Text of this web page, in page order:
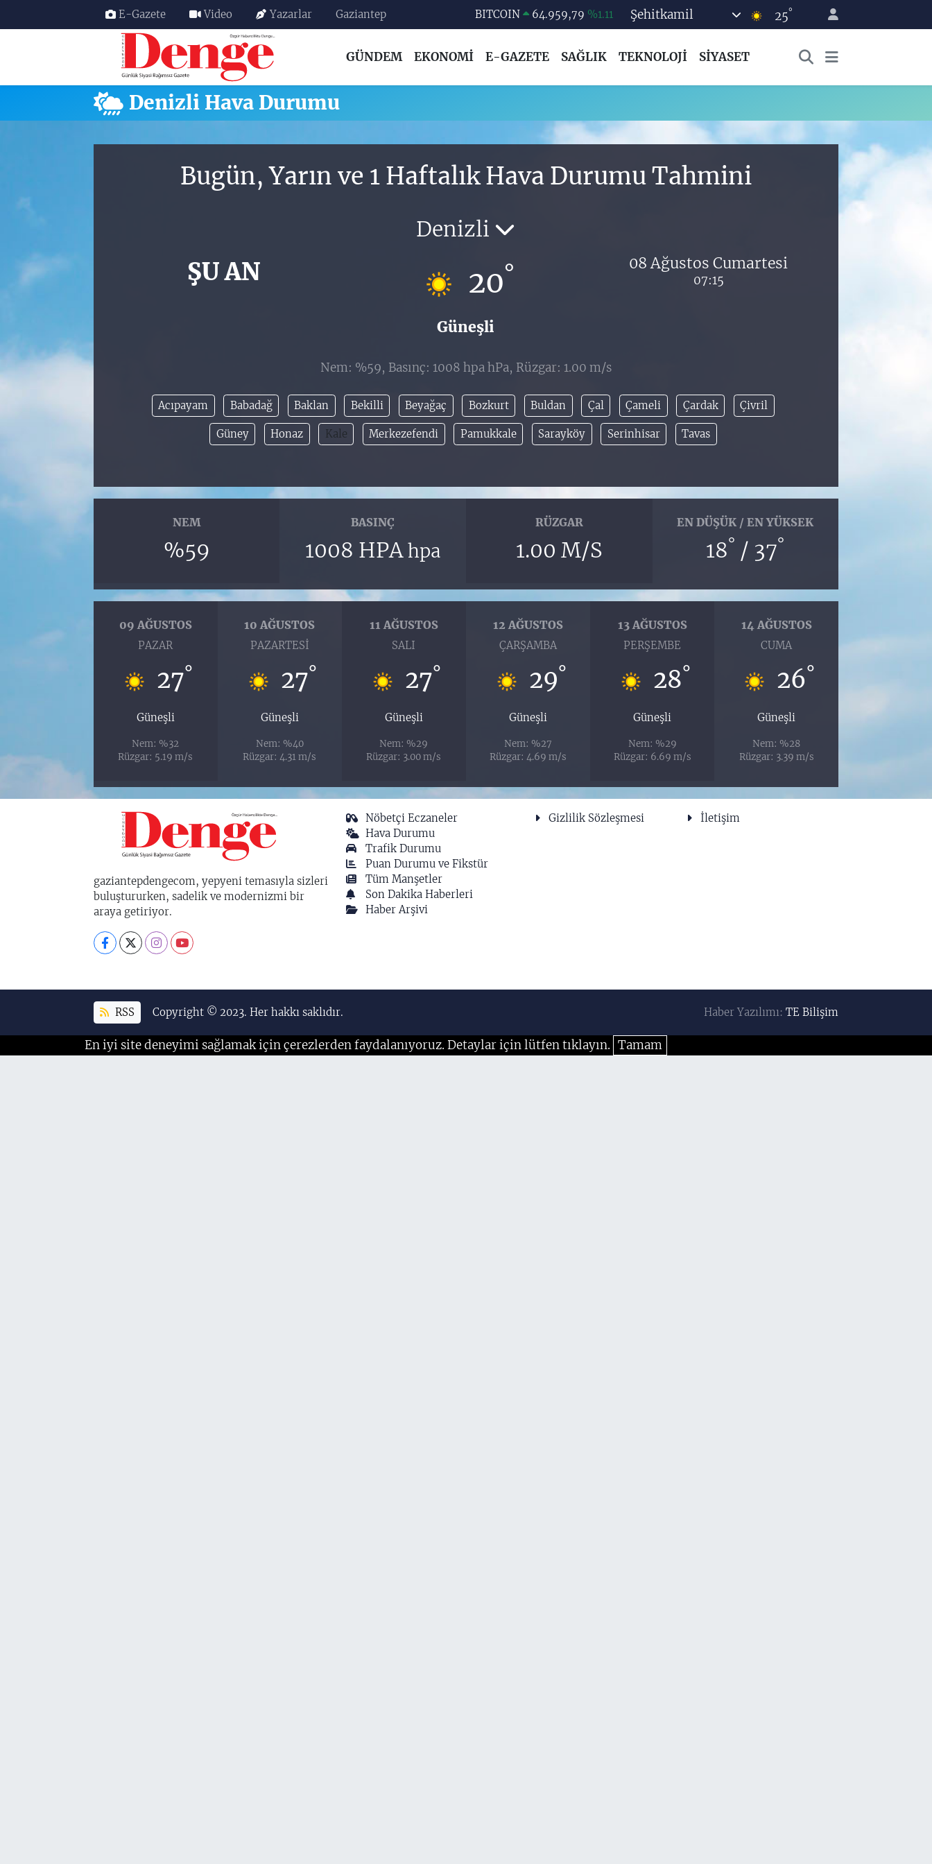
E-Gazete Video Yazarlar Gaziantep BITCOIN 64.959,79 %1.11
EURO
55,2510 %0.32
STERLİN
64,4811 %0.38
BİST100
%-14
Şehitkamil 25°
GÜNDEM EKONOMİ E-GAZETE SAĞLIK TEKNOLOJİ SİYASET
Denizli Hava Durumu
Bugün, Yarın ve 1 Haftalık Hava Durumu Tahmini
ŞU AN
Denizli
20°
Güneşli
08 Ağustos Cumartesi
07:15
Nem: %59, Basınç: 1008 hpa hPa, Rüzgar: 1.00 m/s
Acıpayam Babadağ Baklan Bekilli Beyağaç Bozkurt Buldan Çal Çameli Çardak Çivril
Güney Honaz Kale Merkezefendi Pamukkale Sarayköy Serinhisar Tavas
NEM
%59
BASINÇ
1008 HPAhpa
RÜZGAR
1.00 M/S
EN DÜŞÜK / EN YÜKSEK
18° / 37°
09 AĞUSTOS
PAZAR
27°
Güneşli
Nem: %32
Rüzgar: 5.19 m/s
10 AĞUSTOS
PAZARTESI
27°
Güneşli
Nem: %40
Rüzgar: 4.31 m/s
11 AĞUSTOS
SALI
27°
Güneşli
Nem: %29
Rüzgar: 3.00 m/s
12 AĞUSTOS
ÇARŞAMBA
29°
Güneşli
Nem: %27
Rüzgar: 4.69 m/s
13 AĞUSTOS
PERŞEMBE
28°
Güneşli
Nem: %29
Rüzgar: 6.69 m/s
14 AĞUSTOS
CUMA
26°
Güneşli
Nem: %28
Rüzgar: 3.39 m/s
gaziantepdengecom, yepyeni temasıyla sizleri
buluştururken, sadelik ve modernizmi bir
araya getiriyor.
Nöbetçi Eczaneler
Hava Durumu
Trafik Durumu
Puan Durumu ve Fikstür
Tüm Manşetler
Son Dakika Haberleri
Haber Arşivi
Gizlilik Sözleşmesi İletişim
RSS Copyright © 2023. Her hakkı saklıdır. Haber Yazılımı:TE Bilişim
En iyi site deneyimi sağlamak için çerezlerden faydalanıyoruz. Detaylar için lütfen tıklayın. Tamam
Nöbetçi Eczaneler
Hava Durumu
Trafik Durumu
Haber Arşivi